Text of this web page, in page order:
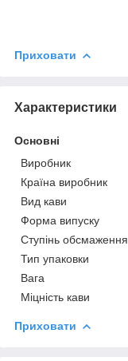
Приховати
Характеристики
Основні
Виробник
Країна виробник
Вид кави
Форма випуску
Ступінь обсмаження
Тип упаковки
Вага
Міцність кави
Приховати